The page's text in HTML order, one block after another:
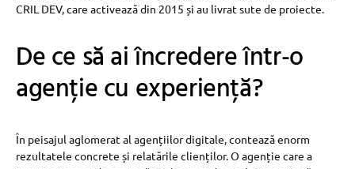
CRIL DEV, care activează din 2015 și au livrat sute de proiecte.
De ce să ai încredere într-o
agenție cu experiență?
În peisajul aglomerat al agențiilor digitale, contează enorm
rezultatele concrete și relatările clienților. O agenție care a